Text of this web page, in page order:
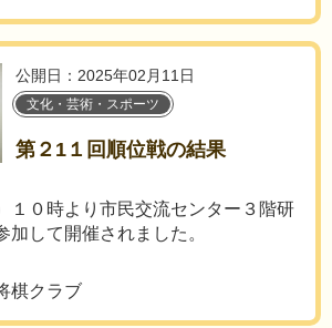
公開日：2025年02月11日
文化・芸術・スポーツ
第２1１回順位戦の結果
０時より市民交流センター３階研
加して開催されました。
棋クラブ